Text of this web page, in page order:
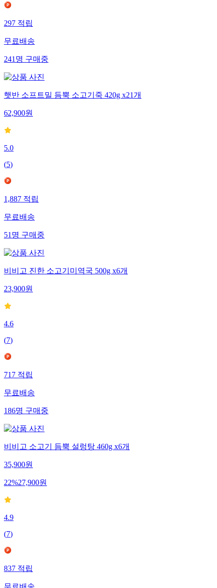
297적립
무료배송
241명구매중
햇반 소프트밀 듬뿍 소고기죽 420g x21개
62,900원
5.0
(5)
1,887적립
무료배송
51명구매중
비비고 진한 소고기미역국 500g x6개
23,900원
4.6
(7)
717적립
무료배송
186명구매중
비비고 소고기 듬뿍 설렁탕 460g x6개
35,900원
22%27,900원
4.9
(7)
837적립